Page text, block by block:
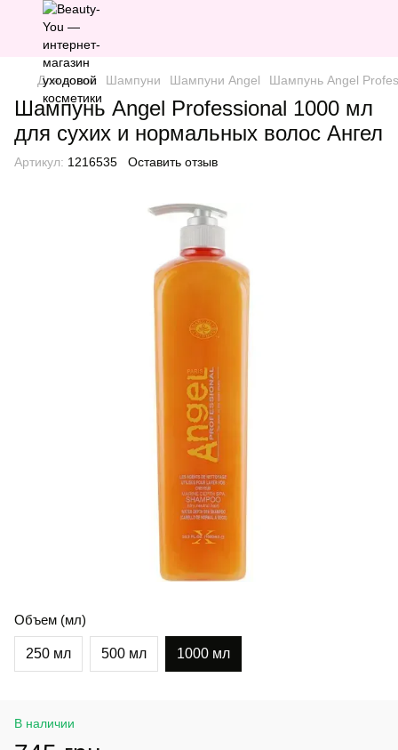
Для волос Шампуни Шампуни Angel Шампунь Angel
Шампунь Angel Professional 1000 мл
для сухих и нормальных волос Ангел
Артикул: 1216535 Оставить отзыв
Объем (мл)
250 мл 500 мл 1000 мл
В наличии